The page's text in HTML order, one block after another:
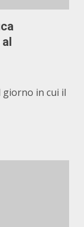
giorno in cui il